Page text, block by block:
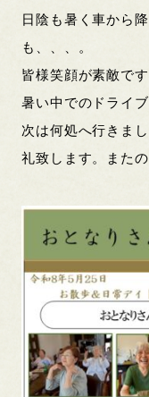
日陰も暑く車から
も、、、。
皆様笑顔が素敵です
暑い中でのドライ
次は何処へ行きま
礼致します。また